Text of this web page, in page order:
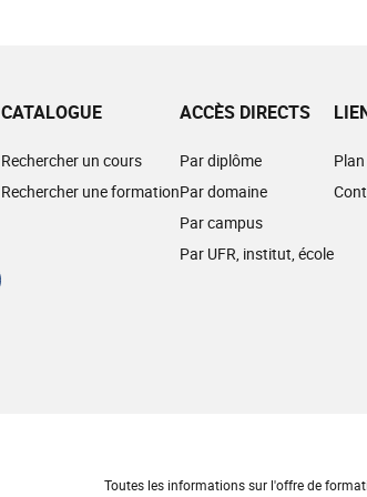
CATALOGUE
Rechercher un cours
Rechercher une formation
ACCÈS DIRECTS
Par diplôme
Par domaine
Par campus
Par UFR, institut, école
Toutes les informations sur l'offre de